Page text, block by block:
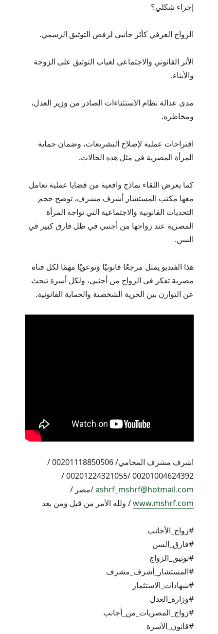
إجراء شكلي؟
الزواج العرفي كأثر جانبي لرفض التوثيق الرسمي.
الأثر القانوني والاجتماعي لغياب التوثيق على الزوجة
والأبناء.
مدى عدالة نظام الاستثناءات الصادر من وزير العدل،
ومخاطره.
اقتراحات عملية لإصلاح التشريعات، وضمان حماية
المرأة المصرية في مثل هذه الحالات.
كما يعرض اللقاء نماذج واقعية من قضايا عملية تعامل
معها مكتب المستشار أشرف مشرف، توضح حجم
التحديات القانونية والاجتماعية التي تواجه المرأة
المصرية عند زواجها من أجنبي في ظل فارق كبير في
السن.
هذا الفيديو يمثل مرجعًا قانونيًا وتوعويًا مهمًا لكل فتاة
مصرية تفكر في الزواج من أجنبي، ولكل أسرة تبحث
عن التوازن بين الحرية الشخصية والحماية القانونية.
اشرف مشرف المحامي/ 00201118850506 /
00201004624392 /00201224321055 /
ashrf_mshrf@hotmail.com/مصر /
www.mshrf.com/ ولله الأمر من قبل ومن بعد
#زواج_الأجانب
#فارق_السن
#توثيق_الزواج
#المستشار_أشرف_مشرف
#شهادات_الاستثمار
#وزارة_العدل
#زواج_المصريات_من_أجانب
#قانون_الأسرة